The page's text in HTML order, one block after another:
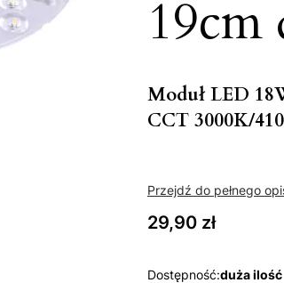
19cm
Moduł LED
CCT 3000K/
Przejdź do pełnego
Cena
29,90 zł
Dostępność:duża ilość